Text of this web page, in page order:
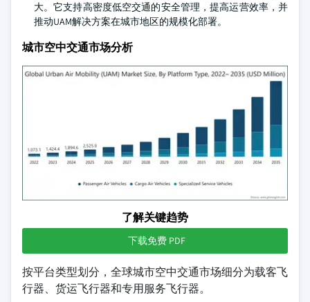
大。它支持高密度低空交通的安全管理，提高运营效率，并
推动UAM解决方案在城市地区的规模化部署。
城市空中交通市场分析
了解关键趋势
下载免费 PDF
按平台类型划分，全球城市空中交通市场细分为载客飞
行器、货运飞行器和专用服务飞行器。